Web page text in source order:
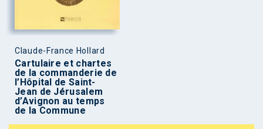
Claude-France Hollard
Cartulaire et chartes
de la commanderie de
l’Hôpital de Saint-
Jean de Jérusalem
d’Avignon au temps
de la Commune